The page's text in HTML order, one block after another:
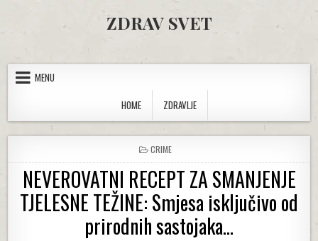
ZDRAV SVET
MENU
HOME
ZDRAVLJE
POSTED IN
CRIME
NEVEROVATNI RECEPT ZA SMANJENJE
TJELESNE TEŽINE: Smjesa isključivo od
prirodnih sastojaka…